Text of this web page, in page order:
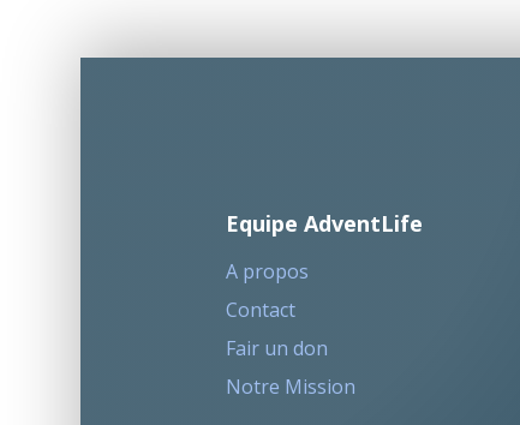
Equipe AdventLife
A propos
Contact
Fair un don
Notre Mission